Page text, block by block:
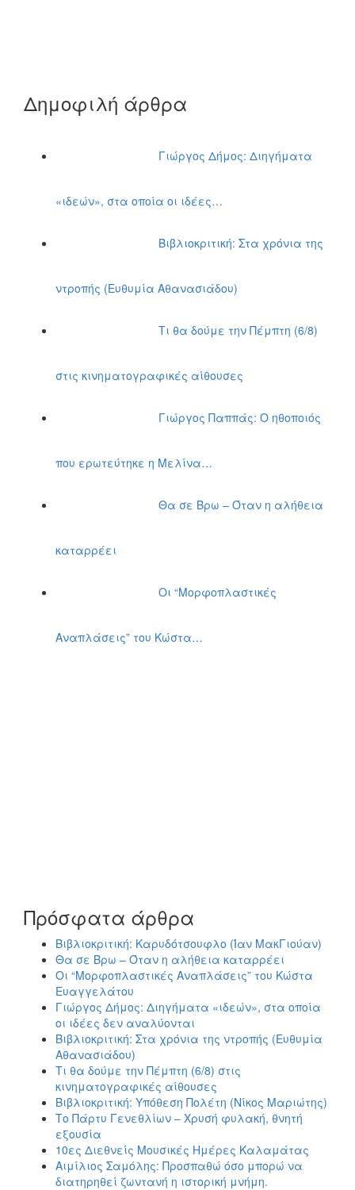
Δημοφιλή άρθρα
Γιώργος Δήμος: Διηγήματα
«ιδεών», στα οποία οι ιδέες…
Βιβλιοκριτική: Στα χρόνια της
ντροπής (Ευθυμία Αθανασιάδου)
Τι θα δούμε την Πέμπτη (6/8)
στις κινηματογραφικές αίθουσες
Γιώργος Παππάς: Ο ηθοποιός
που ερωτεύτηκε η Μελίνα…
Θα σε Βρω – Όταν η αλήθεια
καταρρέει
Οι “Μορφοπλαστικές
Αναπλάσεις” του Κώστα…
Πρόσφατα άρθρα
Βιβλιοκριτική: Καρυδότσουφλο (Ίαν ΜακΓιούαν)
Θα σε Βρω – Όταν η αλήθεια καταρρέει
Οι “Μορφοπλαστικές Αναπλάσεις” του Κώστα
Ευαγγελάτου
Γιώργος Δήμος: Διηγήματα «ιδεών», στα οποία
οι ιδέες δεν αναλύονται
Βιβλιοκριτική: Στα χρόνια της ντροπής (Ευθυμία
Αθανασιάδου)
Τι θα δούμε την Πέμπτη (6/8) στις
κινηματογραφικές αίθουσες
Βιβλιοκριτική: Υπόθεση Πολέτη (Νίκος Μαριώτης)
Το Πάρτυ Γενεθλίων – Χρυσή φυλακή, θνητή
εξουσία
10ες Διεθνείς Μουσικές Ημέρες Καλαμάτας
Αιμίλιος Σαμόλης: Προσπαθώ όσο μπορώ να
διατηρηθεί ζωντανή η ιστορική μνήμη.